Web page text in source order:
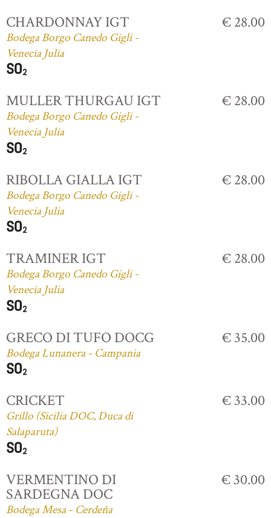
CHARDONNAY IGT
Bodega Borgo Canedo Gigli -
Venecia Julia
€ 28.00
MULLER THURGAU IGT
Bodega Borgo Canedo Gigli -
Venecia Julia
€ 28.00
RIBOLLA GIALLA IGT
Bodega Borgo Canedo Gigli -
Venecia Julia
€ 28.00
TRAMINER IGT
Bodega Borgo Canedo Gigli -
Venecia Julia
€ 28.00
GRECO DI TUFO DOCG
Bodega Lunanera - Campania
€ 35.00
CRICKET
Grillo (Sicilia DOC, Duca di
Salaparuta)
€ 33.00
VERMENTINO DI
SARDEGNA DOC
Bodega Mesa - Cerdeña
€ 30.00